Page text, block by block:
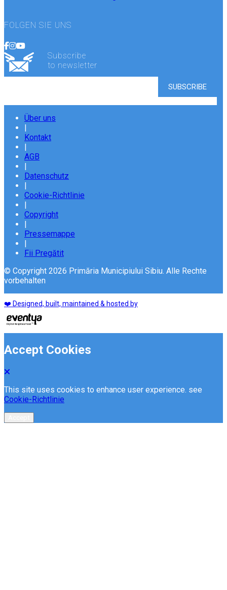
FOLGEN SIE UNS
Subscribe
to newsletter
Über uns
|
Kontakt
|
AGB
|
Datenschutz
|
Cookie-Richtlinie
|
Copyright
|
Pressemappe
|
Fii Pregătit
© Copyright 2026 Primăria Municipiului Sibiu. Alle Rechte
vorbehalten
❤️ Designed, built, maintained & hosted by
Accept Cookies
This site uses cookies to enhance user experience. see
Cookie-Richtlinie